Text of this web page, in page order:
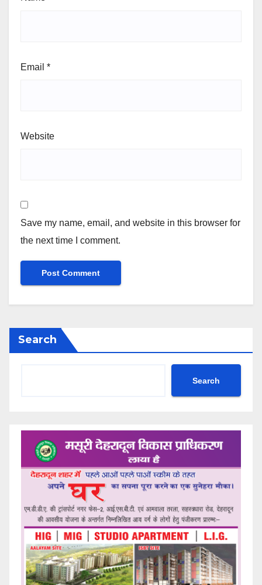
Email *
Website
Save my name, email, and website in this browser for
the next time I comment.
Search
Search